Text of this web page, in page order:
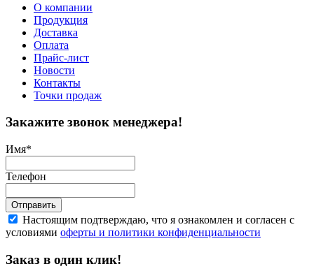
О компании
Продукция
Доставка
Оплата
Прайс-лист
Новости
Контакты
Точки продаж
Закажите звонок менеджера!
Имя*
Телефон
Отправить
Настоящим подтверждаю, что я ознакомлен и согласен с
условиями оферты и политики конфиденциальности
Заказ в один клик!